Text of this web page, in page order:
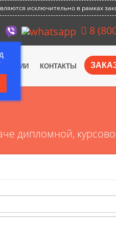
исключительно в рамках
8
КОНТАКТЫ
дипломной,